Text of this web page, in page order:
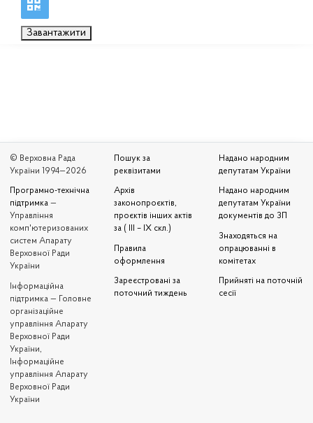
Завантажити
© Верховна Рада
України 1994—2026
Програмно-технічна
підтримка —
Управління
комп'ютеризованих
систем Апарату
Верховної Ради
України
Iнформаційна
підтримка — Головне
організаційне
управління Апарату
Верховної Ради
України,
Інформаційне
управління Апарату
Верховної Ради
України
Пошук за
реквізитами
Архів
законопроєктів,
проєктів інших актів
за ( III – IX скл.)
Правила
оформлення
Зареєстровані за
поточний тиждень
Надано народним
депутатам України
Надано народним
депутатам України
документів до ЗП
Знаходяться на
опрацюванні в
комітетах
Прийняті на поточній
сесії